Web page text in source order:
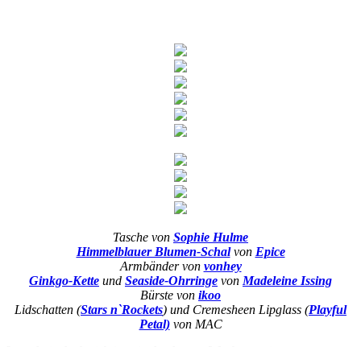
Tasche von Sophie Hulme
Himmelblauer Blumen-Schalvon Epice
Armbänder von vonhey
Ginkgo-Kette und Seaside-Ohrringe von Madeleine Issing
Bürste von ikoo
Lidschatten (Stars n`Rockets) und Cremesheen Lipglass (Playful
Petal)von MAC